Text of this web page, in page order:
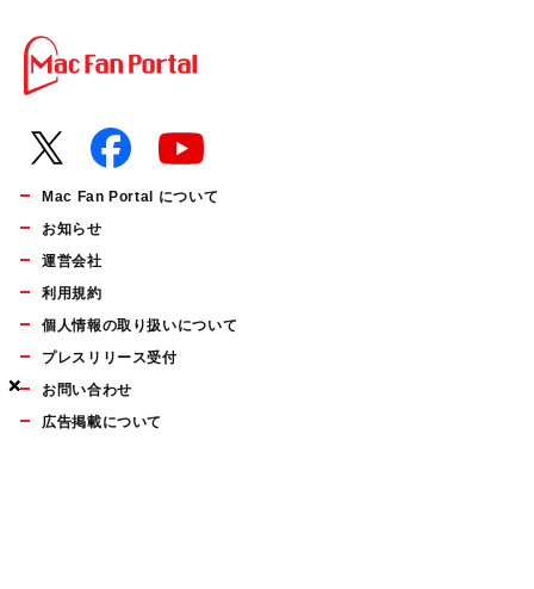
×
×
×
Mac Fan Portal について
お知らせ
運営会社
利用規約
個人情報の取り扱いについて
プレスリリース受付
お問い合わせ
広告掲載について